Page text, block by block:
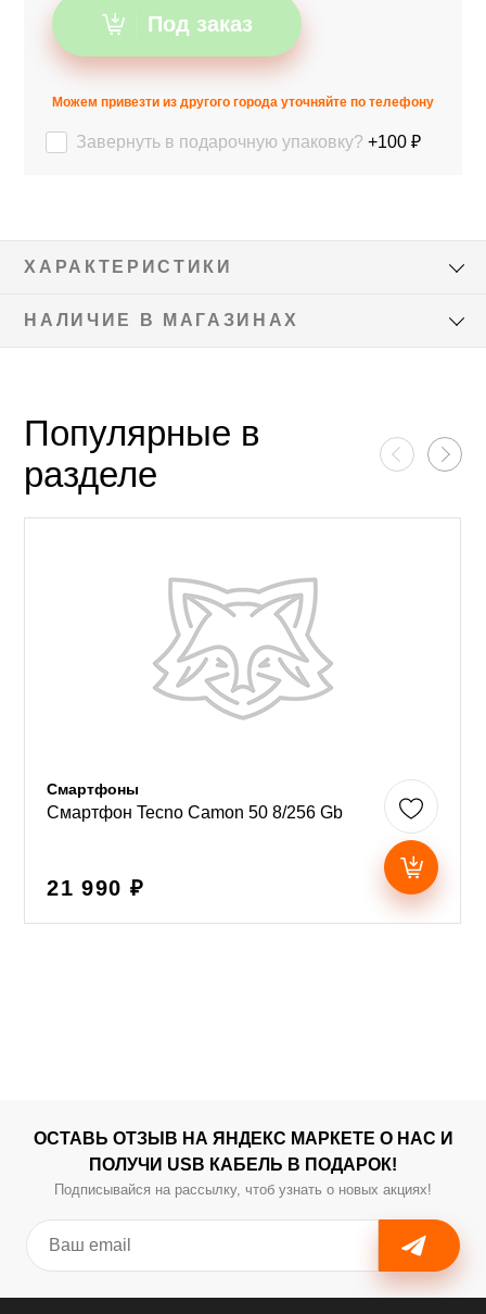
Под заказ
Можем привезти из другого города уточняйте по телефону
Завернуть в подарочную упаковку? +100 ₽
ХАРАКТЕРИСТИКИ
НАЛИЧИЕ В МАГАЗИНАХ
Популярные в
разделе
Смартфоны
Смартфон Tecno Camon 50 8/256 Gb
21 990 ₽
ОСТАВЬ ОТЗЫВ НА ЯНДЕКС МАРКЕТЕ О НАС И
ПОЛУЧИ USB КАБЕЛЬ В ПОДАРОК!
Подписывайся на рассылку, чтоб узнать о новых акциях!